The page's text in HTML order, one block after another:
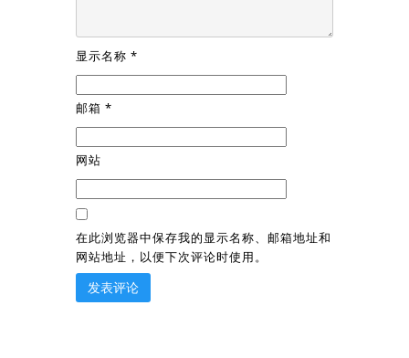
显示名称 *
邮箱 *
网站
在此浏览器中保存我的显示名称、邮箱地址和
网站地址，以便下次评论时使用。